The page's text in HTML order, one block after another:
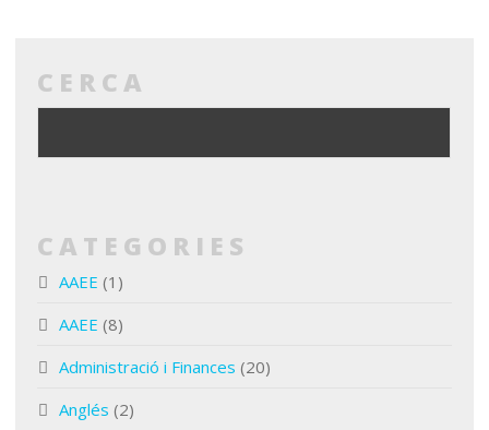
CERCA
CATEGORIES
AAEE (1)
AAEE (8)
Administració i Finances (20)
Anglés (2)